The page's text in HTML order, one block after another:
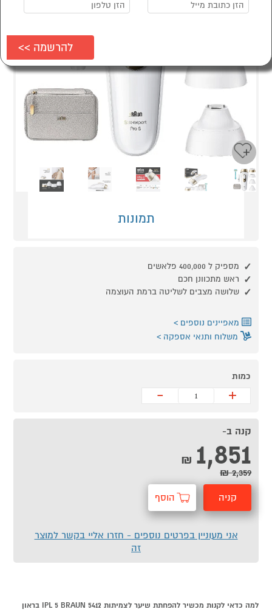
תמונות
מספיק ל 400,000 פלאשים
ראש מתכוונן חכם
שלושה מצבים לשליטה ברמת העוצמה
מאפיינים נוספים
משלוח ותנאי אספקה
כמות
+
-
קנה ב-
1,851
₪
2,359 ₪
קניה הוסף
אני מעוניין בפרטים נוספים - חזרו אליי בקשר למוצר
זה
למה כדאי לקנות מכשיר להפחתת שיער לצמיתות IPL 5 BRAUN 5412 בראון